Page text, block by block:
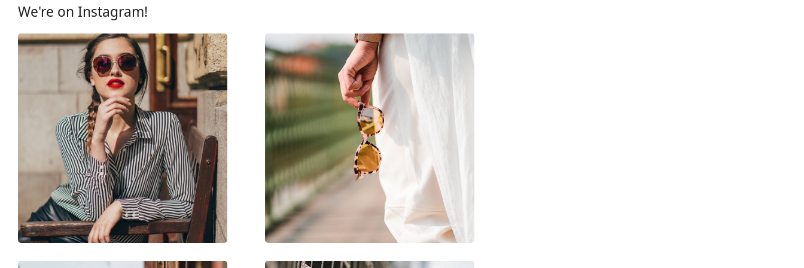
montuur
Montuur vorm:
Vierkant
Montuur kleur:
Bruin
Montuur materiaal:
Metaal/Plastic
L
Breedte:
141 mm
Lengte:
140 mm
Breedte brug:
17 mm
150 gr
Verstelbare neus-pads:
No
Verende scharnier:
No
accessoires
We're on Instagram!